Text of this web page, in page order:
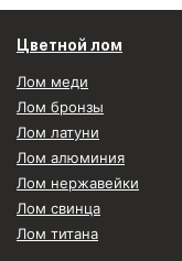
Цветной лом
Лом меди
Лом бронзы
Лом латуни
Лом алюминия
Лом нержавейки
Лом свинца
Лом титана